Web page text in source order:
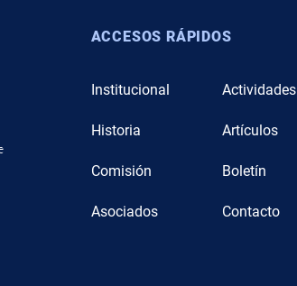
ACCESOS RÁPIDOS
Institucional
Historia
Comisión
Asociados
Actividades
Artículos
Boletín
Contacto